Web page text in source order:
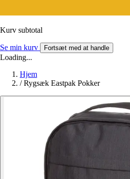
Kurv subtotal
Se min kurv Fortsæt med at handle
Loading...
Hjem
/ Rygsæk Eastpak Pokker